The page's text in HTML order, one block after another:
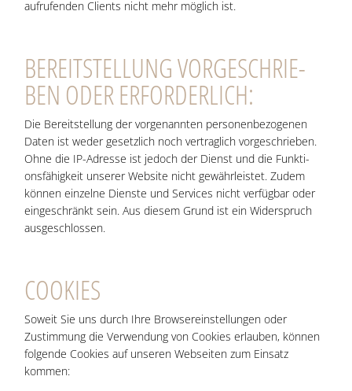
auf­ru­fen­den Cli­ents nicht mehr mög­lich ist.
BEREIT­STEL­LUNG VOR­GE­SCHRIE­
BEN ODER ERFORDERLICH:
Die Bereit­stel­lung der vor­ge­nann­ten per­so­nen­be­zo­ge­nen
Daten ist weder gesetz­lich noch ver­trag­lich vor­ge­schrie­ben.
Ohne die IP-Adres­se ist jedoch der Dienst und die Funk­ti­
ons­fä­hig­keit unse­rer Web­site nicht gewähr­leis­tet. Zudem
kön­nen ein­zel­ne Diens­te und Ser­vices nicht ver­füg­bar oder
ein­ge­schränkt sein. Aus die­sem Grund ist ein Wider­spruch
ausgeschlossen.
COO­KIES
Soweit Sie uns durch Ihre Brow­ser­ein­stel­lun­gen oder
Zustim­mung die Ver­wen­dung von Coo­kies erlau­ben, kön­nen
fol­gen­de Coo­kies auf unse­ren Web­sei­ten zum Ein­satz
kommen: